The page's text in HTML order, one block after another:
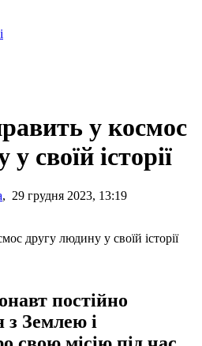
у космос
своїй історії
, 29 грудня 2023, 13:19
постійно
з Землею і